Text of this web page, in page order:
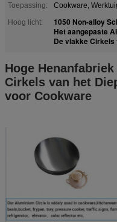
Toepassing:
Cookware,
Hoog licht:
1050 Non-alloy
Het aangepaste
De vlakke
Hoge
Cirkels van het
voor Cookware